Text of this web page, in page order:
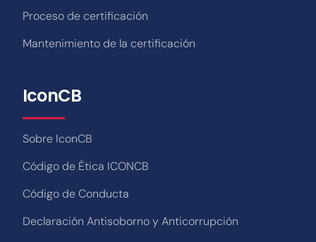
Proceso de certificación
Mantenimiento de la certificación
IconCB
Sobre IconCB
Código de Ética ICONCB
Código de Conducta
Declaración Antisoborno y Anticorrupción